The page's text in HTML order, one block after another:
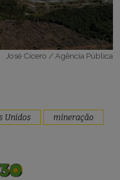
José Cícero / Agência Pública
Unidos
mineração